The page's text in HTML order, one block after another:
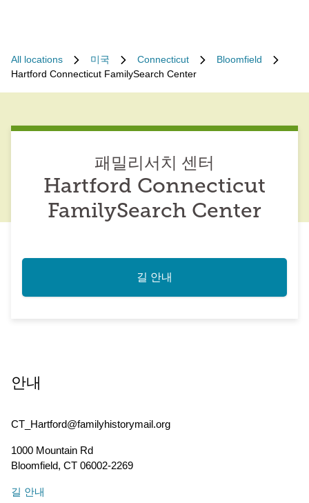
All locations 미국 Connecticut
Bloomfield
Hartford Connecticut FamilySearch Center
패밀리서치 센터
Hartford Connecticut
FamilySearch Center
길 안내
안내
CT_Hartford@familyhistorymail.org
1000 Mountain Rd
Bloomfield, CT 06002-2269
길 안내